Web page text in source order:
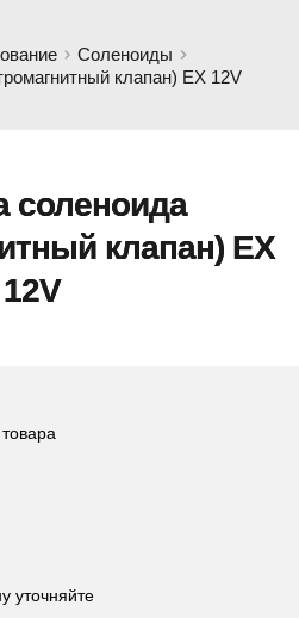
Соленоиды
клапан) EX 12V
соленоида
клапан) EX
12V
уточняйте